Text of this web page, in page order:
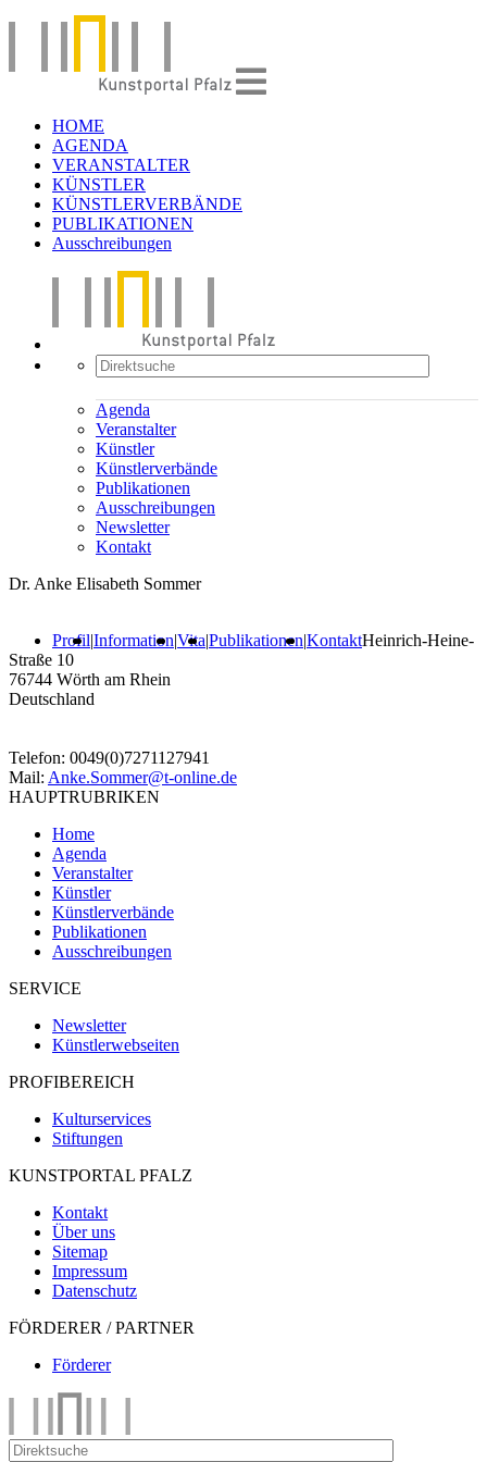
HOME
AGENDA
VERANSTALTER
KÜNSTLER
KÜNSTLERVERBÄNDE
PUBLIKATIONEN
Ausschreibungen
Agenda
Veranstalter
Künstler
Künstlerverbände
Publikationen
Ausschreibungen
Newsletter
Kontakt
Dr. Anke Elisabeth Sommer
Profil|Information|Vita|Publikationen|KontaktHeinrich-Heine-
Straße 10
76744 Wörth am Rhein
Deutschland
Telefon: 0049(0)7271127941
Mail: Anke.Sommer@t-online.de
HAUPTRUBRIKEN
Home
Agenda
Veranstalter
Künstler
Künstlerverbände
Publikationen
Ausschreibungen
SERVICE
Newsletter
Künstlerwebseiten
PROFIBEREICH
Kulturservices
Stiftungen
KUNSTPORTAL PFALZ
Kontakt
Über uns
Sitemap
Impressum
Datenschutz
FÖRDERER / PARTNER
Förderer